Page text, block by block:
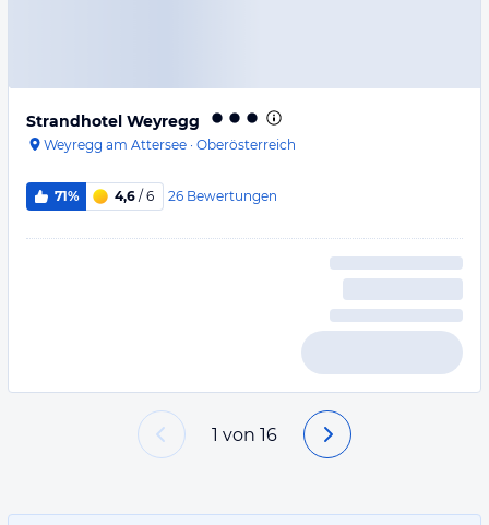
Strandhotel Weyregg
Weyregg am Attersee · Oberösterreich
71% 4,6 / 6 26 Bewertungen
1 von 16